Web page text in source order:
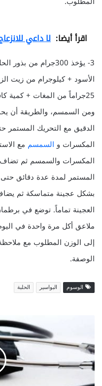
اقرأ أيضا: لا داعي
3- يؤخذ 300جرام من
25جراماً من المغات +
ومن السمسم، والطريقة أن
الدقيق مع التحريك المستمر
المكسرات والسمسم مع
المكسرات والسمسم ثم تضاف
المستمر لمدة عدة دقائق
بشكل عجينة متماسكة ثم
العجينة تماماً. توضع في
ملاعق أكل مرة واحدة في
إلى الوزن المطلوب مع
الوصفة.
الوسوم البواسير الحلبة
ا
ل
ت
ف
ا